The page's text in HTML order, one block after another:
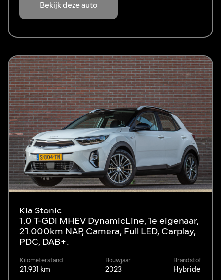
Bekijk deze auto
Kia Stonic
1.0 T-GDi MHEV DynamicLine, 1e eigenaar,
21.000km NAP, Camera, Full LED, Carplay,
PDC, DAB+.
Kilometerstand
21.931 km
Bouwjaar
2023
Brandstof
Hybride